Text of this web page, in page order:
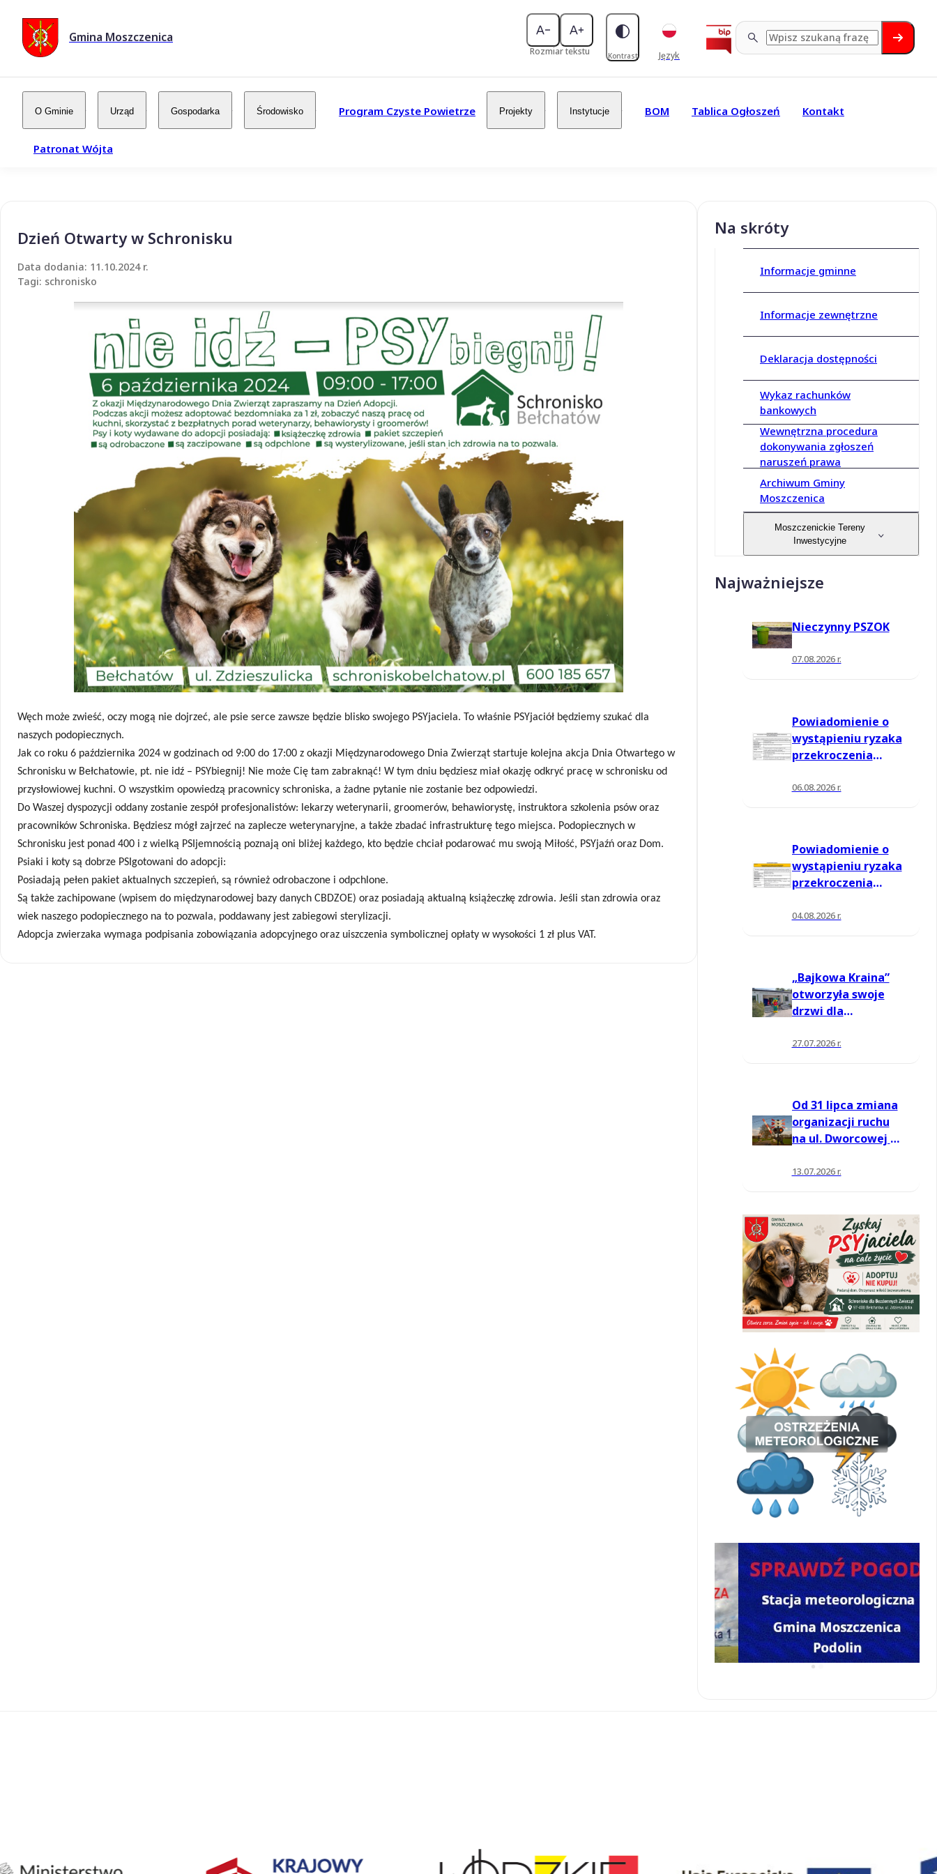
Gmina Moszczenica
Rozmiar tekstu Kontrast Język
O Gminie Urząd Gospodarka Środowisko Program Czyste Powietrze Projekty Instytucje BOM Tablica Ogłoszeń Kontakt
Patronat Wójta
Dzień Otwarty w Schronisku
Data dodania: 11.10.2024 r.
Tagi: schronisko
Węch może zwieść, oczy mogą nie dojrzeć, ale psie serce zawsze będzie blisko swojego PSYjaciela. To właśnie PSYjaciół będziemy szukać dla
naszych podopiecznych.
Jak co roku 6 października 2024 w godzinach od 9:00 do 17:00 z okazji Międzynarodowego Dnia Zwierząt startuje kolejna akcja Dnia Otwartego w
Schronisku w Bełchatowie, pt. nie idź – PSYbiegnij! Nie może Cię tam zabraknąć! W tym dniu będziesz miał okazję odkryć pracę w schronisku od
przysłowiowej kuchni. O wszystkim opowiedzą pracownicy schroniska, a żadne pytanie nie zostanie bez odpowiedzi.
Do Waszej dyspozycji oddany zostanie zespół profesjonalistów: lekarzy weterynarii, groomerów, behawiorystę, instruktora szkolenia psów oraz
pracowników Schroniska. Będziesz mógł zajrzeć na zaplecze weterynaryjne, a także zbadać infrastrukturę tego miejsca. Podopiecznych w
Schronisku jest ponad 400 i z wielką PSIjemnością poznają oni bliżej każdego, kto będzie chciał podarować mu swoją Miłość, PSYjaźń oraz Dom.
Psiaki i koty są dobrze PSIgotowani do adopcji:
Posiadają pełen pakiet aktualnych szczepień, są również odrobaczone i odpchlone.
Są także zachipowane (wpisem do międzynarodowej bazy danych CBDZOE) oraz posiadają aktualną książeczkę zdrowia. Jeśli stan zdrowia oraz
wiek naszego podopiecznego na to pozwala, poddawany jest zabiegowi sterylizacji.
Adopcja zwierzaka wymaga podpisania zobowiązania adopcyjnego oraz uiszczenia symbolicznej opłaty w wysokości 1 zł plus VAT.
Na skróty
Informacje gminne
Informacje zewnętrzne
Deklaracja dostępności
Wykaz rachunków
bankowych
Wewnętrzna procedura
dokonywania zgłoszeń
naruszeń prawa
Archiwum Gminy
Moszczenica
Moszczenickie Tereny
Inwestycyjne
Najważniejsze
Nieczynny PSZOK
07.08.2026 r.
Powiadomienie o
wystąpieniu ryzaka
przekroczenia
informowania dla
06.08.2026 r.
Powiadomienie o
wystąpieniu ryzaka
przekroczenia
informowania dla
04.08.2026 r.
„Bajkowa Kraina”
otworzyła swoje
drzwi dla
27.07.2026 r.
Od 31 lipca zmiana
organizacji ruchu
na ul. Dworcowej w
13.07.2026 r.